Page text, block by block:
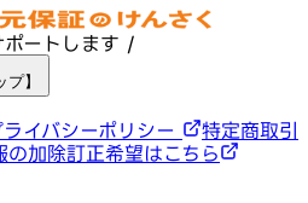
ートします /
】
ライバシーポリシー
特定商取引
の加除訂正希望はこちら